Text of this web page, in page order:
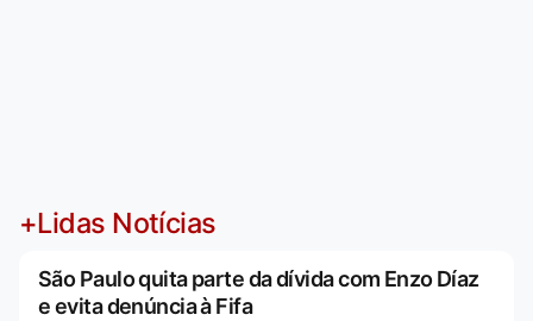
+Lidas Notícias
São Paulo quita parte da dívida com Enzo Díaz
e evita denúncia à Fifa